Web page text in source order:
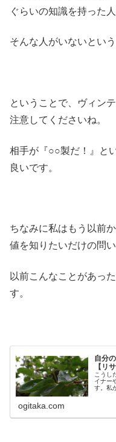
ぐらいの知識を持った
そんな人がいないとい
ということで、ヴィン
注意してくださいね。
相手が『○○製だ！』と
良いです。
ちなみに私はもう以前
値を知りたいだけの問
以前こんなことがあっ
す。
自分
【リ
こうし
イナー
す。私
ogitaka.com